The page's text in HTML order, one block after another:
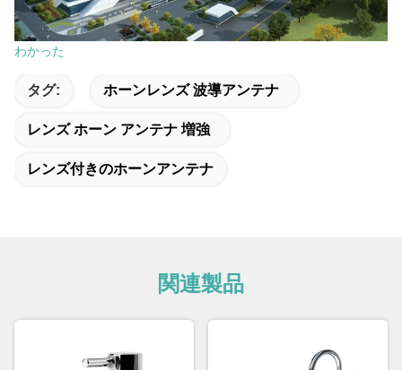
わかった
タグ: ホーンレンズ 波導アンテナ
レンズ ホーン アンテナ 増強
レンズ付きのホーンアンテナ
関連製品